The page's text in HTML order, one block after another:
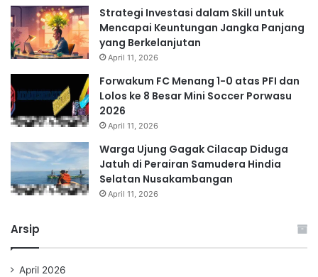
Strategi Investasi dalam Skill untuk
Mencapai Keuntungan Jangka Panjang
yang Berkelanjutan
April 11, 2026
Forwakum FC Menang 1-0 atas PFI dan
Lolos ke 8 Besar Mini Soccer Porwasu
2026
April 11, 2026
Warga Ujung Gagak Cilacap Diduga
Jatuh di Perairan Samudera Hindia
Selatan Nusakambangan
April 11, 2026
Arsip
April 2026